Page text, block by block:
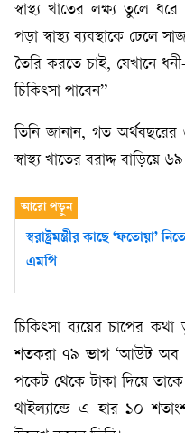
স্বাস্থ্য খাতের লক্ষ্য তুলে
পড়া স্বাস্থ্য ব্যবস্থাকে ঢেলে
তৈরি করতে চাই, যেখানে
চিকিৎসা পাবেন”
তিনি জানান, গত
স্বাস্থ্য খাতের বরাদ্দ বাড়িয়ে
স্বরাষ্ট্রমন্ত্রীর কাছে ‘ফতোয়া’
এমপি
চিকিৎসা ব্যয়ের চাপের
শতকরা ৭৯ ভাগ ‘আউট অব
পকেট থেকে টাকা দিয়ে
থাইল্যান্ডে এ হার ১০